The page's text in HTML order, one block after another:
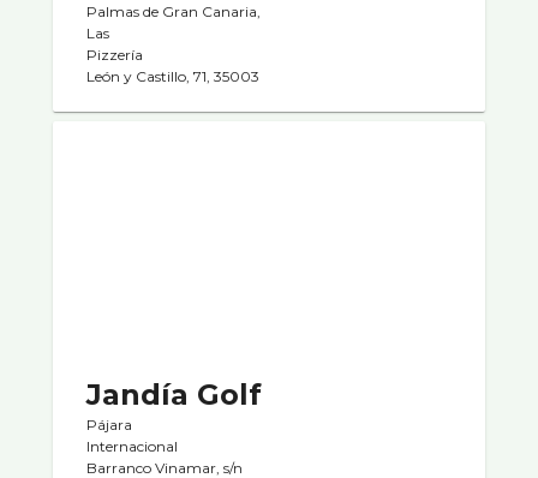
Palmas de Gran Canaria,
Las
Pizzerí­a
León y Castillo, 71, 35003
Jandí­a Golf
Pájara
Internacional
Barranco Vinamar, s/n